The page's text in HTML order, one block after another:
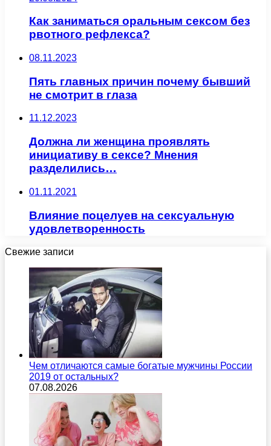
Как заниматься оральным сексом без
рвотного рефлекса?
08.11.2023
Пять главных причин почему бывший
не смотрит в глаза
11.12.2023
Должна ли женщина проявлять
инициативу в сексе? Мнения
разделились…
01.11.2021
Влияние поцелуев на сексуальную
удовлетворенность
Свежие записи
Чем отличаются самые богатые мужчины России
2019 от остальных?
07.08.2026